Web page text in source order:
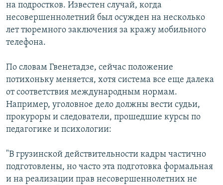
на подростков. Известен случай, когда
несовершеннолетний был осужден на несколько
лет тюремного заключения за кражу мобильного
телефона.
По словам Гвенетадзе, сейчас положение
потихоньку меняется, хотя система все еще далека
от соответствия международным нормам.
Например, уголовное дело должны вести судьи,
прокуроры и следователи, прошедшие курсы по
педагогике и психологии:
"В грузинской действительности кадры частично
подготовлены, но часто эта подготовка формальная
и на реализации прав несовершеннолетних не